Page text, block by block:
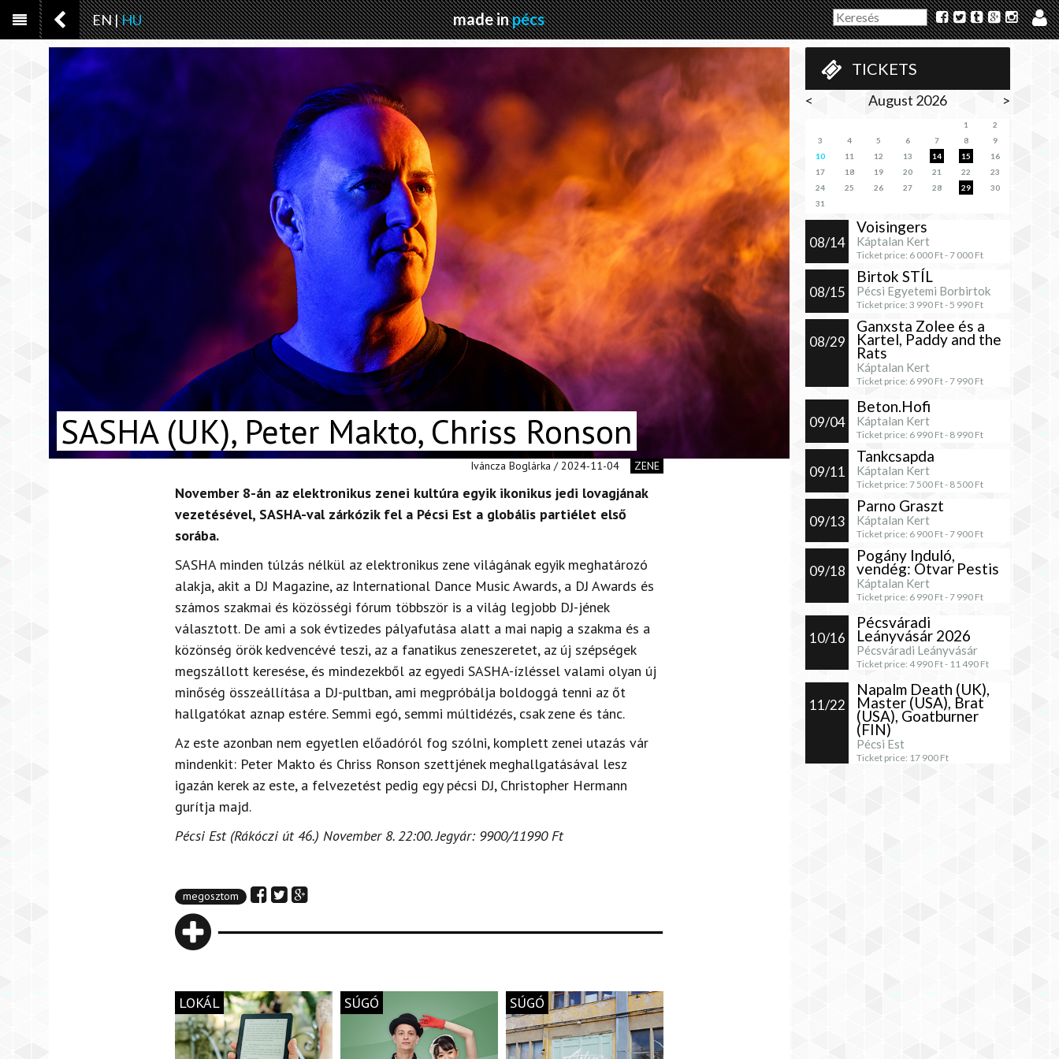
EN|HU made inpécs
TICKETS
< August 2026 >
1
2
3
4 5 6 7 8
9
10
11 12 13 14 15
16
17
18 19 20 21 22
23
24
25 26 27 28 29
30
31
08/14
Voisingers
Káptalan Kert
Ticket price: 6 000 Ft -7 000 Ft
08/15
Birtok STÍL
Pécsi Egyetemi Borbirtok
Ticket price: 3 990 Ft - 5 990 Ft
08/29
Ganxsta Zolee és a
Kartel, Paddy and the
Rats
Káptalan Kert
Ticket price: 6 990 Ft -7 990 Ft
09/04
Beton.Hofi
Káptalan Kert
Ticket price: 6 990 Ft - 8 990 Ft
09/11
Tankcsapda
Káptalan Kert
Ticket price: 7 500 Ft - 8 500 Ft
09/13
Parno Graszt
Káptalan Kert
Ticket price: 6 900 Ft -7 900 Ft
09/18
Pogány Induló,
vendég: Ótvar Pestis
Káptalan Kert
Ticket price: 6 990 Ft -7 990 Ft
10/16
Pécsváradi
Leányvásár 2026
Pécsváradi Leányvásár
Ticket price: 4 990 Ft - 11 490 Ft
11/22
Napalm Death (UK),
Master (USA), Brat
(USA), Goatburner
(FIN)
Pécsi Est
Ticket price: 17 900 Ft
SASHA (UK), Peter Makto, Chriss Ronson
Iváncza Boglárka / 2024-11-04 ZENE
November 8-án az elektronikus zenei kultúra egyik ikonikus jedi lovagjának
vezetésével, SASHA-val zárkózik fel a Pécsi Est a globális partiélet első
sorába.
SASHA minden túlzás nélkül az elektronikus zene világának egyik meghatározó
alakja, akit a DJ Magazine, az International Dance Music Awards, a DJ Awards és
számos szakmai és közösségi fórum többször is a világ legjobb DJ-jének
választott. De ami a sok évtizedes pályafutása alatt a mai napig a szakma és a
közönség örök kedvencévé teszi, az a fanatikus zeneszeretet, az új szépségek
megszállott keresése, és mindezekből az egyedi SASHA-ízléssel valami olyan új
minőség összeállítása a DJ-pultban, ami megpróbálja boldoggá tenni az őt
hallgatókat aznap estére. Semmi egó, semmi múltidézés, csak zene és tánc.
Az este azonban nem egyetlen előadóról fog szólni, komplett zenei utazás vár
mindenkit: Peter Makto és Chriss Ronson szettjének meghallgatásával lesz
igazán kerek az este, a felvezetést pedig egy pécsi DJ, Christopher Hermann
gurítja majd.
Pécsi Est (Rákóczi út 46.) November 8. 22:00. Jegyár: 9900/11990 Ft
megosztom
LOKÁL SÚGÓ SÚGÓ